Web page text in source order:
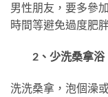
男性朋友，要多參
時間等避免過度肥
2、少洗桑拿浴
洗洗桑拿，泡個澡